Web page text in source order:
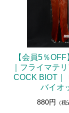
【会員5％
｜フライマテ
COCK BIOT｜
バイオ
880円 （税